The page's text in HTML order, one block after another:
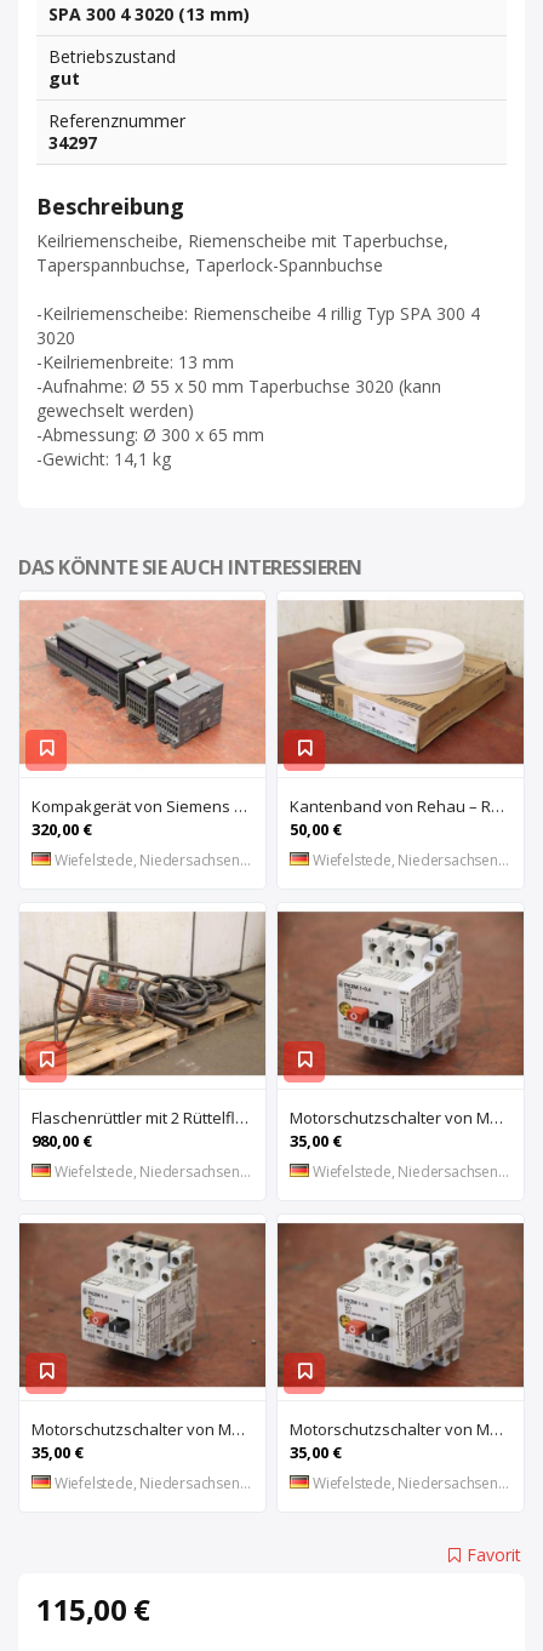
SPA 300 4 3020 (13 mm)
Betriebszustand
gut
Referenznummer
34297
Beschreibung
Keilriemenscheibe, Riemenscheibe mit Taperbuchse,
Taperspannbuchse, Taperlock-Spannbuchse
-Keilriemenscheibe: Riemenscheibe 4 rillig Typ SPA 300 4
3020
-Keilriemenbreite: 13 mm
-Aufnahme: Ø 55 x 50 mm Taperbuchse 3020 (kann
gewechselt werden)
-Abmessung: Ø 300 x 65 mm
-Gewicht: 14,1 kg
DAS KÖNNTE SIE AUCH INTERESSIEREN
Kompakgerät von Siemens – 6ES7 216-2AD22-OXBO 6ES 221-1BF22-OXAO
320,00 €
Wiefelstede, Niedersachsen, DE
Kantenband von Rehau – Raukantex FP 28/1 97556
50,00 €
Wiefelstede, Niedersachsen, DE
Flaschenrüttler mit 2 Rüttelflaschen von Wacker – FU-4/200SW
980,00 €
Wiefelstede, Niedersachsen, DE
Motorschutzschalter von Moeller – PKZM 1-0,4
35,00 €
Wiefelstede, Niedersachsen, DE
Motorschutzschalter von Moeller – PKZM 1-6
35,00 €
Wiefelstede, Niedersachsen, DE
Motorschutzschalter von Moeller – PKZM 1-1,6
35,00 €
Wiefelstede, Niedersachsen, DE
Favorit
115,00 €